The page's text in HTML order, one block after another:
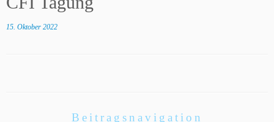
15. Oktober 2022
Beitragsnavigation